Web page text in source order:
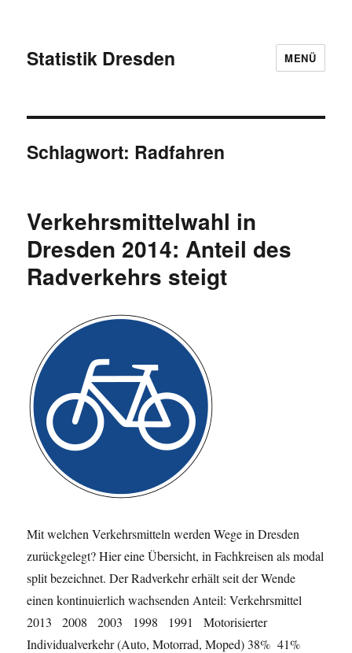
Statistik Dresden MENÜ
Schlagwort: Radfahren
Verkehrsmittelwahl in
Dresden 2014: Anteil des
Radverkehrs steigt
Mit welchen Verkehrsmitteln werden Wege in Dresden
zurückgelegt? Hier eine Übersicht, in Fachkreisen als modal
split bezeichnet. Der Radverkehr erhält seit der Wende
einen kontinuierlich wachsenden Anteil: Verkehrsmittel
2013 2008 2003 1998 1991 Motorisierter
Individualverkehr (Auto, Motorrad, Moped) 38% 41%